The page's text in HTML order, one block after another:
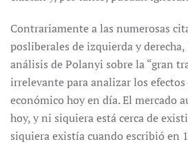
Contrariamente a las numerosas
posliberales de izquierda y
análisis de Polanyi sobre la “gran
irrelevante para analizar los
económico hoy en día. El mercado
hoy, y ni siquiera está cerca de
siquiera existía cuando escribió en